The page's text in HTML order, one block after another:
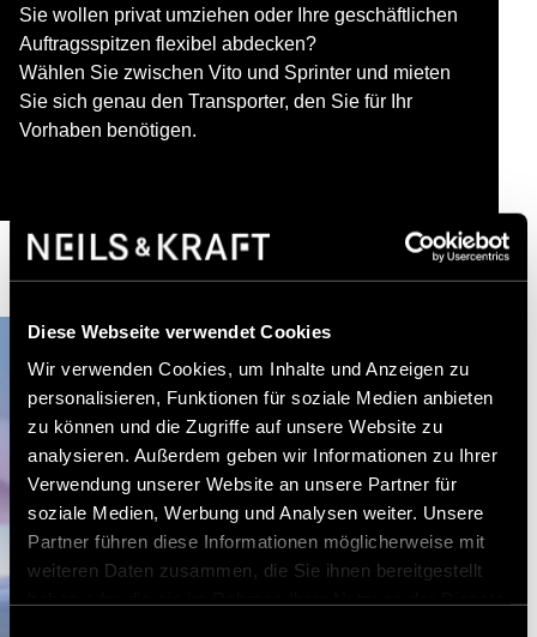
Diese Webseite verwendet Cookies
Wir verwenden Cookies, um Inhalte und Anzeigen zu
personalisieren, Funktionen für soziale Medien anbieten
zu können und die Zugriffe auf unsere Website zu
analysieren. Außerdem geben wir Informationen zu Ihrer
Verwendung unserer Website an unsere Partner für
soziale Medien, Werbung und Analysen weiter. Unsere
Partner führen diese Informationen möglicherweise mit
weiteren Daten zusammen, die Sie ihnen bereitgestellt
Sie wollen privat umziehen oder Ihre geschäftlichen
Auftragsspitzen flexibel abdecken?
Wählen Sie zwischen Vito und Sprinter und mieten
Sie sich genau den Transporter, den Sie für Ihr
Vorhaben benötigen.